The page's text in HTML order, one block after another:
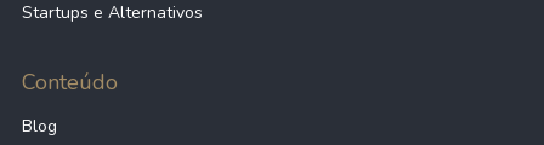
Startups e Alternativos
Conteúdo
Blog